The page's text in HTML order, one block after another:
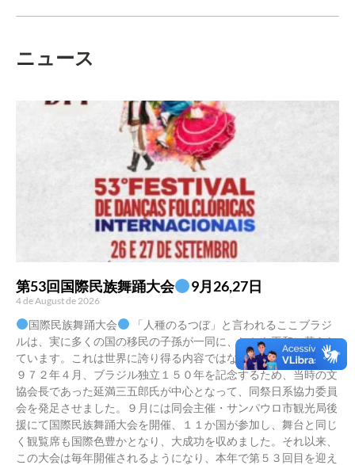
ニュース
第53回国際民族舞踊大会 9月26,27日
4 de August de 2026
国際民族舞踊大会
「人種のるつぼ」と言われるここブラジ
ルは、実に多くの国の移民の子孫が一同に、しかも平和に暮らし
ています。これは世界に誇り得る内容ではないでしょうか。 １
９７２年４月、ブラジル独立１５０年を記念するため、当時の文
協会長であった延満三五郎氏が中心となって、同祭日系協力委員
会を発足させました。９月には同会主催・サンパウロ市観光局後
援にて国際民族舞踊大会を開催、１１か国が参加し、舞台と同じ
く観覧席も国際色豊かとなり、大成功を収めました。それ以来、
この大会は毎年開催されるようになり、本年で第５３回目を迎え